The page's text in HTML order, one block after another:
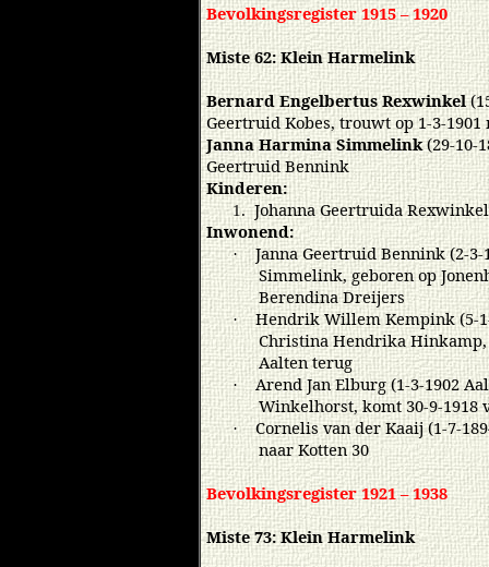
Bevolkingsregister 1915 – 1920
Miste 62: Klein Harmelink
Bernard Engelbertus Rexwinkel
Geertruid Kobes, trouwt op 1-3-1901
Janna Harmina Simmelink(29-10-
Geertruid Bennink
Kinderen:
1. Johanna Geertruida
Inwonend:
·
Janna Geertruid Bennink (2-
Simmelink, geboren op
Berendina Dreijers
·
Hendrik Willem Kempink (5-
Christina Hendrika Hinkamp,
Aalten terug
·
Arend Jan Elburg (1-3-1902
Winkelhorst, komt 30-9-1918
·
Cornelis van der Kaaij (1-7-
naar Kotten 30
Bevolkingsregister 1921 – 1938
Miste 73: Klein Harmelink